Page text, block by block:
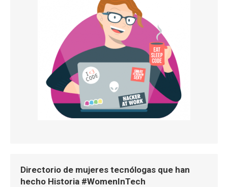
Directorio de mujeres tecnólogas que han
hecho Historia #WomenInTech